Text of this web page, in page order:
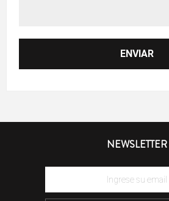
NEWSLETTER